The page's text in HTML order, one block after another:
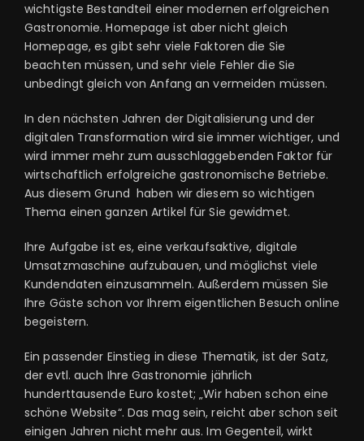
wichtigste Bestandteil einer modernen erfolgreichen
Gastronomie. Homepage ist aber nicht gleich
Homepage, es gibt sehr viele Faktoren die Sie
beachten müssen, und sehr viele Fehler die Sie
unbedingt gleich von Anfang an vermeiden müssen.
In den nächsten Jahren der Digitalisierung und der
digitalen Transformation wird sie immer wichtiger, und
wird immer mehr zum ausschlaggebenden Faktor für
wirtschaftlich erfolgreiche gastronomische Betriebe.
Aus diesem Grund haben wir diesem so wichtigen
Thema einen ganzen Artikel für Sie gewidmet.
Ihre Aufgabe ist es, eine verkaufsaktive, digitale
Umsatzmaschine aufzubauen, und möglichst viele
Kundendaten einzusammeln. Außerdem müssen Sie
Ihre Gäste schon vor Ihrem eigentlichen Besuch online
begeistern.
Ein passender Einstieg in diese Thematik, ist der Satz,
der evtl. auch Ihre Gastronomie jährlich
hunderttausende Euro kostet; „Wir haben schon eine
schöne Website“. Das mag sein, reicht aber schon seit
einigen Jahren nicht mehr aus. Im Gegenteil, wirkt